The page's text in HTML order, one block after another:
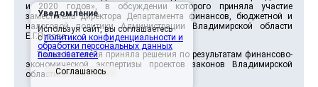
и 2020 годов», в обсуждении которого приняла участие
заместитель директора Департамента финансов, бюджетной и
налоговой политики Администрации Владимирской области
Е.Г.Путова.
Также Коллегия приняла решения по результатам финансово-
экономической экспертизы проектов законов Владимирской
области:
Уведомление
Используя сайт, вы соглашаетесь
сполитикой конфиденциальности и
обработки персональных данных
пользователей.
Соглашаюсь